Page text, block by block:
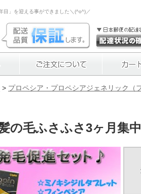
目」を迎える事ができました＼(^o^)／
> プロペシア・プロペシアジェネリック（
の毛ふさふさ3ヶ月集